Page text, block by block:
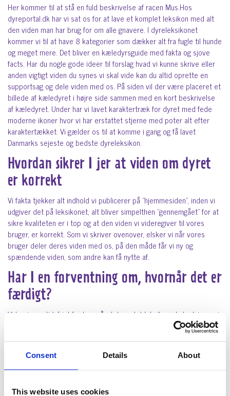
Consent Details About
This website uses cookies
Her kommer til at stå en fuld beskrivelse af racen Mus.Hos
dyreportal.dk har vi sat os for at lave et komplet leksikon med alt
den viden man har brug for om alle gnavere. I dyreleksikonet
kommer vi til at have 8 kategorier som dækker alt fra fugle til hunde
og meget mere. Det bliver en kæledyrsguide med fakta og sjove
facts. Har du nogle gode ideer til forslag hvad vi kunne skrive eller
anden vigtigt viden du synes vi skal vide kan du altid oprette en
supportsag og dele viden med os. På siden vil der være placeret et
billede af kæledyret i højre side sammen med en kort beskrivelse
af kæledyret. Under har vi lavet karaktertræk for dyret med fede
moderne ikoner hvor vi har erstattet stjerne med poter alt efter
karaktertækket. Vi gælder os til at komme i gang og få lavet
Danmarks sejeste og bedste dyreleksikon.
Hvordan sikrer I jer at viden om dyret
er korrekt
Vi fakta tjekker alt indhold vi publicerer på ”hjemmesiden”, inden vi
udgiver det på leksikonet, alt bliver simpelthen ”gennemgået” for at
sikre kvaliteten er i top og at den viden vi videregiver til vores
bruger, er korrekt. Som vi skriver ovenover, elsker vi når vores
bruger deler deres viden med os, på den måde får vi ny og
spændende viden, som andre kan få nytte af.
Har I en forventning om, hvornår det er
færdigt?
Vi har ingen tidsfrist for hvornår det samlet leksikon skal udgives, vi
vil gerne lave et produkt hvor kvaliteten bliver sat i forreste række,
derfor lover vi intet tidspunkt men skynder os så meget vi kan. Vi vil
til at vise jer det færdige resultat engang i fremtiden. Har du
allerede besluttet dig og ved hvilken hundehvalp du søger, kan du